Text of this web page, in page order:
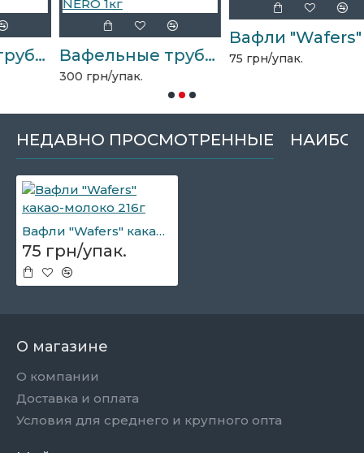
Вафельные трубочки "Konafetto" BLANC 1кг Вафельные трубочки "Konafetto" NERO 1кг
300 грн/упак.
Вафли "Wafers" кокос и миндаль 216г
75 грн/упак.
НЕДАВНО ПРОСМОТРЕННЫЕ
Вафли "Wafers" какао-молоко 216г
75 грн/упак.
О магазине
О компании
Доставка и оплата
Условия для среднего и крупного опта